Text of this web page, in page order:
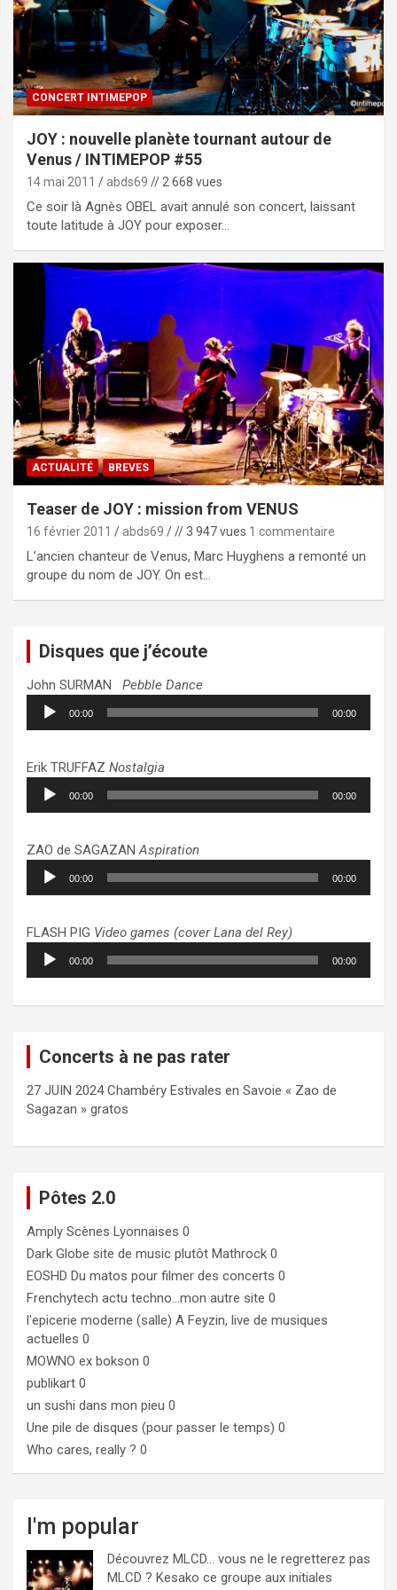
CONCERT INTIMEPOP
JOY : nouvelle planète tournant autour de
Venus / INTIMEPOP #55
14 mai 2011 abds69 // 2 668 vues
Ce soir là Agnès OBEL avait annulé son concert, laissant
toute latitude à JOY pour exposer…
ACTUALITÉ BREVES
Teaser de JOY : mission from VENUS
16 février 2011 abds69 // 3 947 vues 1 commentaire
L’ancien chanteur de Venus, Marc Huyghens a remonté un
groupe du nom de JOY. On est…
Disques que j’écoute
John SURMAN Pebble Dance
Lecteur
audio
00:00 00:00
Erik TRUFFAZ Nostalgia
Lecteur
audio
00:00 00:00
ZAO de SAGAZAN Aspiration
Lecteur
audio
00:00 00:00
FLASH PIG Video games (cover Lana del Rey)
Lecteur
audio
00:00 00:00
Concerts à ne pas rater
27 JUIN 2024 Chambéry Estivales en Savoie « Zao de
Sagazan » gratos
Pôtes 2.0
Amply Scènes Lyonnaises 0
Dark Globe site de music plutôt Mathrock 0
EOSHD Du matos pour filmer des concerts 0
Frenchytech actu techno…mon autre site 0
l'epicerie moderne (salle) A Feyzin, live de musiques
actuelles 0
MOWNO ex bokson 0
publikart 0
un sushi dans mon pieu 0
Une pile de disques (pour passer le temps) 0
Who cares, really ? 0
I'm popular
Découvrez MLCD… vous ne le regretterez pas
MLCD ? Kesako ce groupe aux initiales